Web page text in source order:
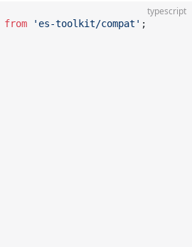
typescript
from 'es-toolkit/compat' ;